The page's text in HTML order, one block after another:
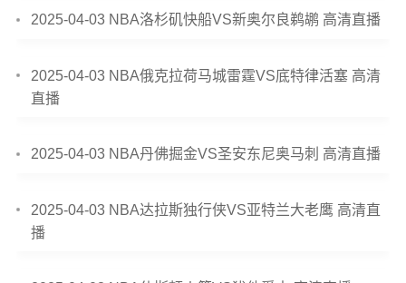
2025-04-03 NBA洛杉矶快船VS新奥尔良鹈鹕 高清直播
2025-04-03 NBA俄克拉荷马城雷霆VS底特律活塞 高清
直播
2025-04-03 NBA丹佛掘金VS圣安东尼奥马刺 高清直播
2025-04-03 NBA达拉斯独行侠VS亚特兰大老鹰 高清直
播